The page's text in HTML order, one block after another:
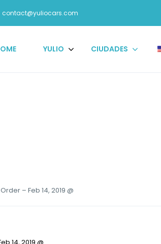
contact@yuliocars.com
YULIO CIUDADES
Order – Feb 14, 2019 @